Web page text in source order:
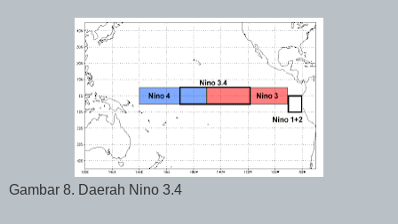
Gambar 8. Daerah Nino 3.4